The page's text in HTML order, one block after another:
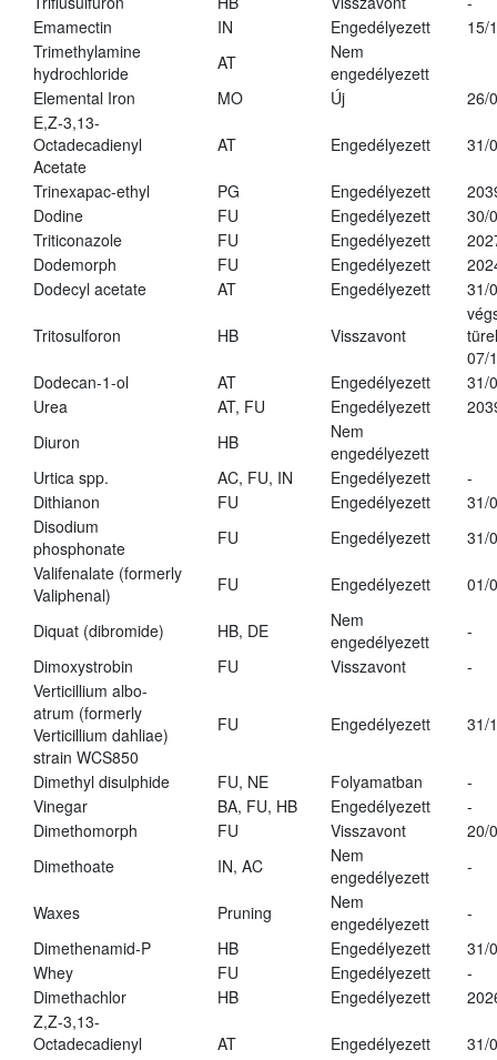
Emamectin
IN Engedélyezett
15/
Trimethylamine
hydrochloride
AT
Nem
engedélyezett
Elemental Iron
MO Új
26/
E,Z-3,13-
Octadecadienyl
Acetate
AT Engedélyezett 31/
Trinexapac-ethyl PG Engedélyezett
Dodine
FU Engedélyezett
30/
Triticonazole
FU Engedélyezett
Dodemorph
FU Engedélyezett
Dodecyl acetate
AT Engedélyezett 31/
Tritosulforon HB Visszavont
07/
Dodecan-1-ol
AT Engedélyezett
31/
Urea
AT, FU Engedélyezett
Diuron
HB
Nem
engedélyezett
Urtica spp.
AC, FU, IN Engedélyezett
-
Dithianon
FU Engedélyezett
31/
Disodium
phosphonate
FU Engedélyezett
31/
Valifenalate (formerly
Valiphenal)
FU Engedélyezett 01/
Diquat (dibromide) HB, DE
Nem
engedélyezett
-
Dimoxystrobin
FU Visszavont
-
Verticillium albo-
atrum (formerly
Verticillium dahliae)
strain WCS850
FU Engedélyezett 31/
Dimethyl disulphide FU, NE Folyamatban
-
Vinegar
BA, FU, HB Engedélyezett
-
Dimethomorph
FU Visszavont
20/
Dimethoate
IN, AC
Nem
engedélyezett
-
Waxes Pruning
Nem
engedélyezett
-
Dimethenamid-P
HB Engedélyezett
31/
Whey
FU Engedélyezett
-
Dimethachlor
HB Engedélyezett
Z,Z-3,13-
Octadecadienyl
AT Engedélyezett 31/